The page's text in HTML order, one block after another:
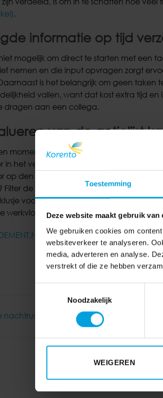
Toestemming
Deze website maakt gebruik van
We gebruiken cookies om
websiteverkeer te analyseren.
media, adverteren en analyse.
verstrekt of die ze hebben
Noodzakelijk
WEIGEREN
.
informatie op tijd
niet mogelijk om direct te starten met
nemen en die input opvragen zorgt
is het belangrijk om geen
vallen, want dat kost extra tijd en
dragen aan een collega.
van de actielijst
momentje van bezinning kan heel nuttig
in het vervolg meer tijd ingepland worden
op den duur ook tijd opleveren. Wat is
Filter de problemen eruit en pak het de
voor tussendoor. Spullen zijn op
werkvloer ook ruimte in het hoofd.
nachtrust beïnvloedt veiligheid werknemers